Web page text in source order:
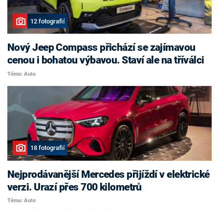
12 fotografií
Nový Jeep Compass přichází se zajímavou
cenou i bohatou výbavou. Staví ale na tříválci
Téma: Auto
18 fotografií
Nejprodávanější Mercedes přijíždí v elektrické
verzi. Urazí přes 700 kilometrů
Téma: Auto